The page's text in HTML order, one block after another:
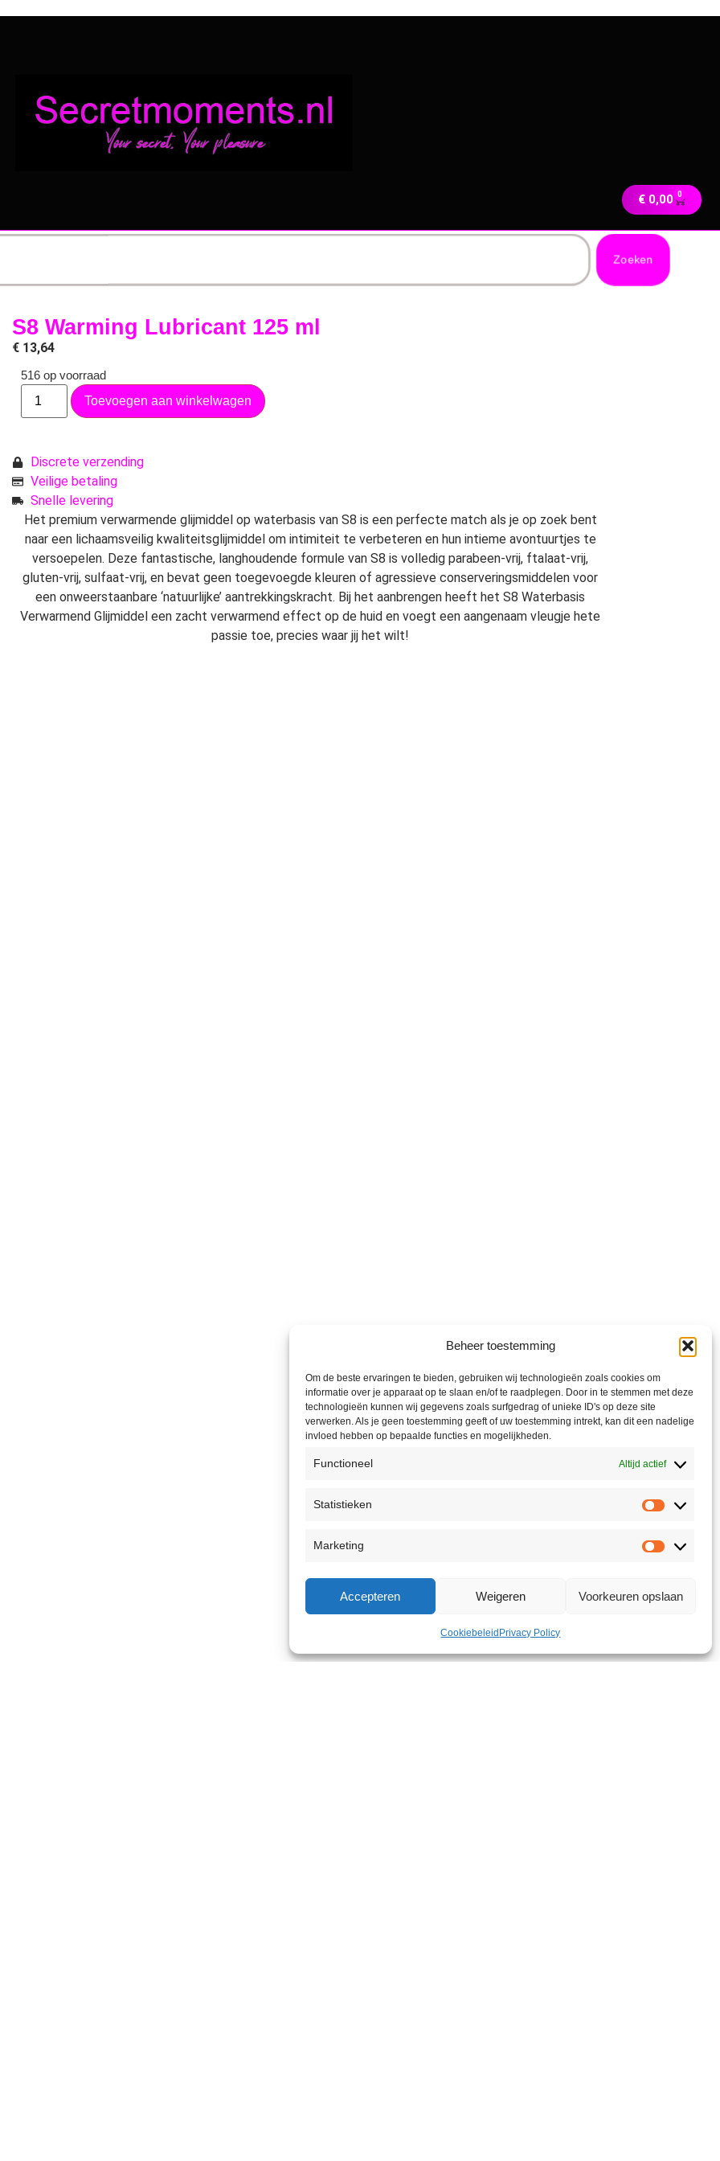
Beheer toestemming
Om de beste ervaringen te bieden, gebruiken wij technologieën zoals cookies om
informatie over je apparaat op te slaan en/of te raadplegen. Door in te stemmen met deze
technologieën kunnen wij gegevens zoals surfgedrag of unieke ID's op deze site
verwerken. Als je geen toestemming geeft of uw toestemming intrekt, kan dit een nadelige
invloed hebben op bepaalde functies en mogelijkheden.
Functioneel Altijd actief
Statistieken
Marketing
Accepteren Weigeren Voorkeuren opslaan
Cookiebeleid Privacy Policy
€0,00 0
Zoeken
S8 Warming Lubricant 125 ml
€ 13,64
516 op voorraad
Toevoegen aan winkelwagen
Discrete verzending
Veilige betaling
Snelle levering
Het premium verwarmende glijmiddel op waterbasis van S8 is een perfecte match als je op zoek bent
naar een lichaamsveilig kwaliteitsglijmiddel om intimiteit te verbeteren en hun intieme avontuurtjes te
versoepelen. Deze fantastische, langhoudende formule van S8 is volledig parabeen-vrij, ftalaat-vrij,
gluten-vrij, sulfaat-vrij, en bevat geen toegevoegde kleuren of agressieve conserveringsmiddelen voor
een onweerstaanbare ‘natuurlijke’ aantrekkingskracht. Bij het aanbrengen heeft het S8 Waterbasis
Verwarmend Glijmiddel een zacht verwarmend effect op de huid en voegt een aangenaam vleugje hete
passie toe, precies waar jij het wilt!